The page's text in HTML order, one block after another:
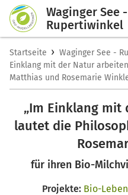
Waginger See -
Rupertiwinkel
Startseite › Waginger See -
Einklang mit der Natur
Matthias und Rosemarie
„Im Einklang
lautet die
für ihren Bio-
Projekte: Bio-